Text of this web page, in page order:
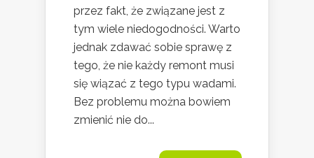
przez fakt, że związane jest z
tym wiele niedogodności. Warto
jednak zdawać sobie sprawę z
tego, że nie każdy remont musi
się wiązać z tego typu wadami.
Bez problemu można bowiem
zmienić nie do...